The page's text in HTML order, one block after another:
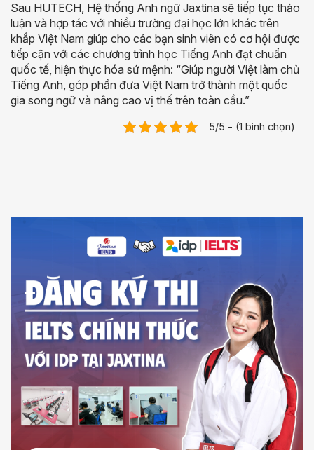
Sau HUTECH, Hệ thống Anh ngữ Jaxtina sẽ tiếp tục thảo
luận và hợp tác với nhiều trường đại học lớn khác trên
khắp Việt Nam giúp cho các bạn sinh viên có cơ hội được
tiếp cận với các chương trình học Tiếng Anh đạt chuẩn
quốc tế, hiện thực hóa sứ mệnh: “Giúp người Việt làm chủ
Tiếng Anh, góp phần đưa Việt Nam trở thành một quốc
gia song ngữ và nâng cao vị thế trên toàn cầu.”
5/5 - (1 bình chọn)